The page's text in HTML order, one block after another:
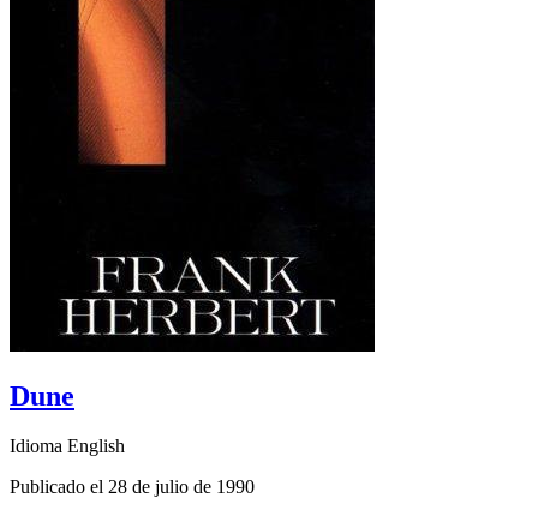
Dune
Idioma English
Publicado el 28 de julio de 1990